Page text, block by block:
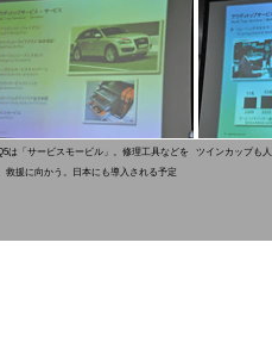
は「サービスモービル」。修理工具などを
救援に向かう。日本にも導入される予定
ツインカップも